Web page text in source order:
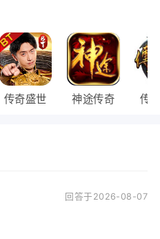
传奇盛世 神途传奇 传
回答于2026-08-07